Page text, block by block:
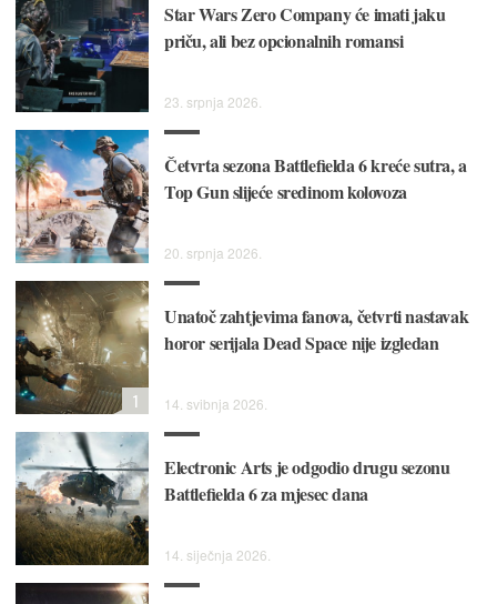
Star Wars Zero Company će imati jaku
priču, ali bez opcionalnih romansi
23. srpnja 2026.
Četvrta sezona Battlefielda 6 kreće sutra, a
Top Gun slijeće sredinom kolovoza
20. srpnja 2026.
Unatoč zahtjevima fanova, četvrti nastavak
horor serijala Dead Space nije izgledan
14. svibnja 2026.
1
Electronic Arts je odgodio drugu sezonu
Battlefielda 6 za mjesec dana
14. siječnja 2026.